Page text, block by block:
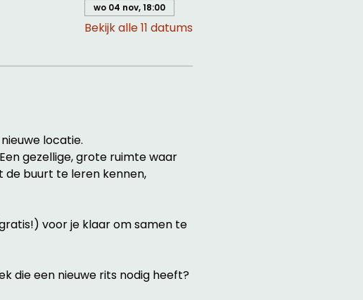
wo 04 nov, 18:00
Bekijk alle 11 datums
locatie.
gezellige, grote ruimte waar
de buurt te leren kennen,
voor je klaar om samen te
die een nieuwe rits nodig heeft?